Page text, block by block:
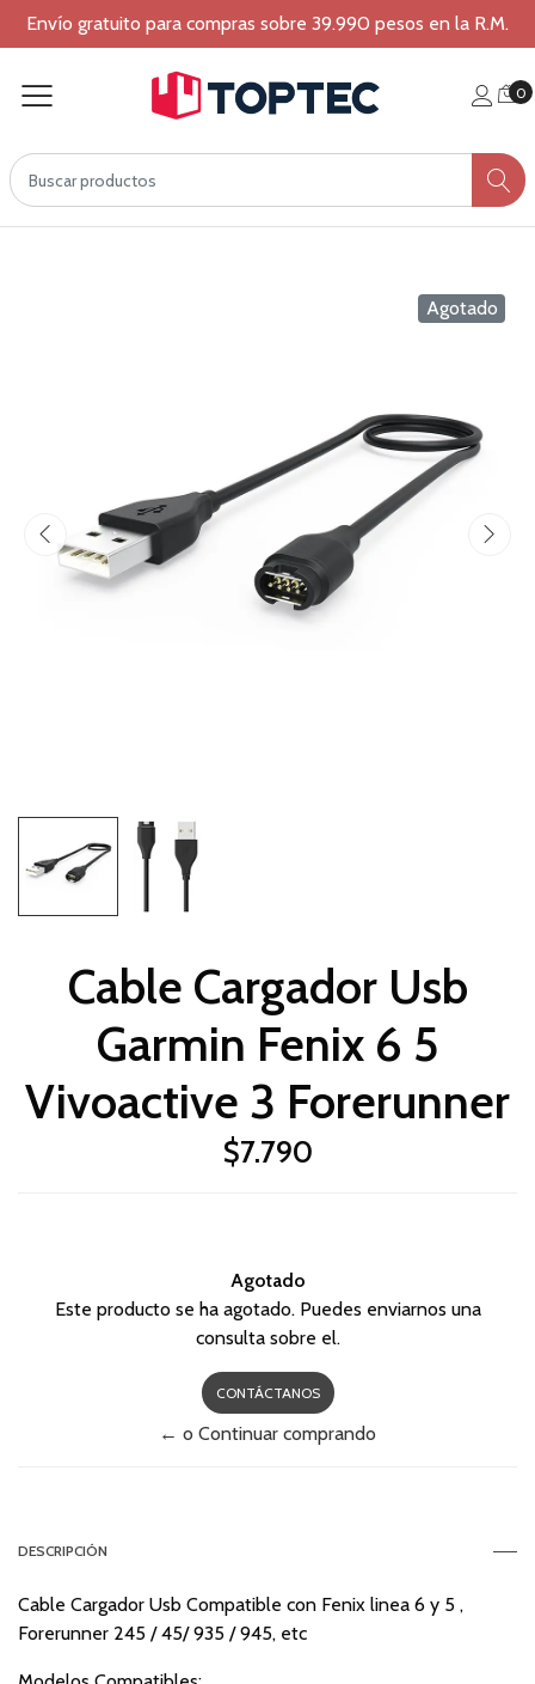
Envío gratuito para compras sobre 39.990 pesos en la R.M.
0
Agotado
Cable Cargador Usb
Garmin Fenix 6 5
Vivoactive 3 Forerunner
$7.790
Agotado
Este producto se ha agotado. Puedes enviarnos una
consulta sobre el.
CONTÁCTANOS
← o Continuar comprando
DESCRIPCIÓN
Cable Cargador Usb Compatible con Fenix linea 6 y 5 ,
Forerunner 245 / 45/ 935 / 945, etc